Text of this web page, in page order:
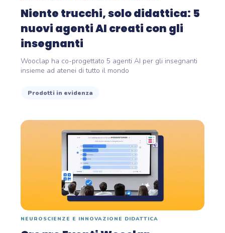
Niente trucchi, solo didattica: 5
nuovi agenti AI creati con gli
insegnanti
Wooclap ha co-progettato 5 agenti AI per gli insegnanti
insieme ad atenei di tutto il mondo
Prodotti in evidenza
NEUROSCIENZE E INNOVAZIONE DIDATTICA